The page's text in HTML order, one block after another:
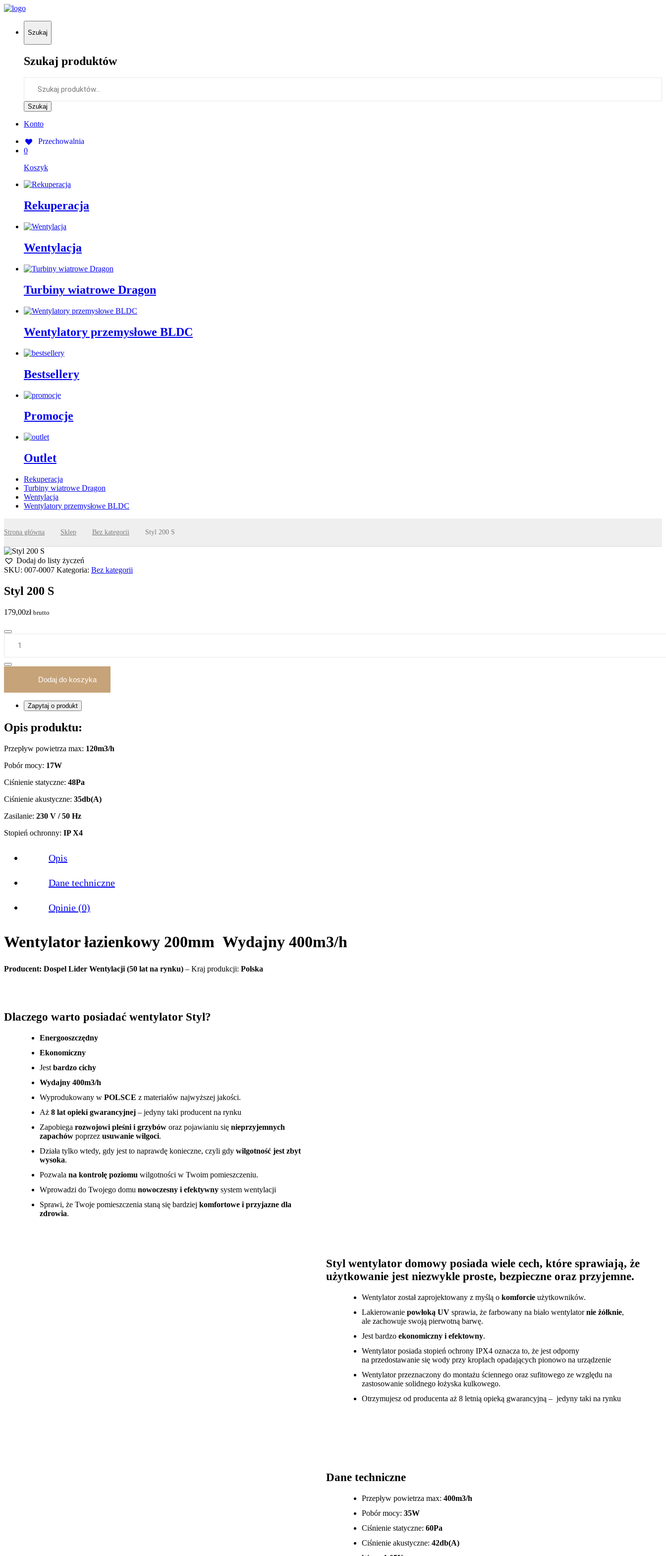
Szukaj
Szukaj produktów
Szukaj
Konto
Przechowalnia
0
Koszyk
Rekuperacja
Wentylacja
Turbiny wiatrowe Dragon
Wentylatory przemysłowe BLDC
Bestsellery
Promocje
Outlet
Rekuperacja
Turbiny wiatrowe Dragon
Wentylacja
Wentylatory przemysłowe BLDC
Strona główna Sklep Bez kategorii Styl 200 S
Dodaj do listy życzeń
SKU: 007-0007 Kategoria: Bez kategorii
Styl 200 S
179,00zł brutto
S
Dodaj do koszyka
Zapytaj o produkt
Opis produktu:
Przepływ powietrza max: 120m3/h
Pobór mocy: 17W
Ciśnienie statyczne: 48Pa
Ciśnienie akustyczne: 35db(A)
Zasilanie: 230 V / 50 Hz
Stopień ochronny: IP X4
Opis
Dane techniczne
Opinie (0)
Wentylator łazienkowy 200mm Wydajny 400m3/h
Producent: Dospel Lider Wentylacji (50 lat na rynku) – Kraj produkcji: Polska
Dlaczego warto posiadać wentylator Styl?
Energooszczędny
Ekonomiczny
Jest bardzo cichy
Wydajny 400m3/h
Wyprodukowany w POLSCE z materiałów najwyższej jakości.
Aż 8 lat opieki gwarancyjnej – jedyny taki producent na rynku
Zapobiega rozwojowi pleśni i grzybów oraz pojawianiu się nieprzyjemnych
zapachów poprzez usuwanie wilgoci.
Działa tylko wtedy, gdy jest to naprawdę konieczne, czyli gdy wilgotność jest zbyt
wysoka.
Pozwala na kontrolę poziomu wilgotności w Twoim pomieszczeniu.
Wprowadzi do Twojego domu nowoczesny i efektywny system wentylacji
Sprawi, że Twoje pomieszczenia staną się bardziej komfortowe i przyjazne dla
zdrowia.
Styl wentylator domowy posiada wiele cech, które sprawiają, że
użytkowanie jest niezwykle proste, bezpieczne oraz przyjemne.
Wentylator został zaprojektowany z myślą o komforcie użytkowników.
Lakierowanie powłoką UV sprawia, że farbowany na biało wentylatornie żółknie,
ale zachowuje swoją pierwotną barwę.
Jest bardzo ekonomiczny i efektowny.
Wentylator posiada stopień ochrony IPX4 oznacza to, że jest odporny
na przedostawanie się wody przy kroplach opadających pionowo na urządzenie
Wentylator przeznaczony do montażu ściennego oraz sufitowego ze względu na
zastosowanie solidnego łożyska kulkowego.
Otrzymujesz od producenta aż 8 letnią opieką gwarancyjną – jedyny taki na rynku
Dane techniczne
Przepływ powietrza max: 400m3/h
Pobór mocy: 35W
Ciśnienie statyczne: 60Pa
Ciśnienie akustyczne: 42db(A)